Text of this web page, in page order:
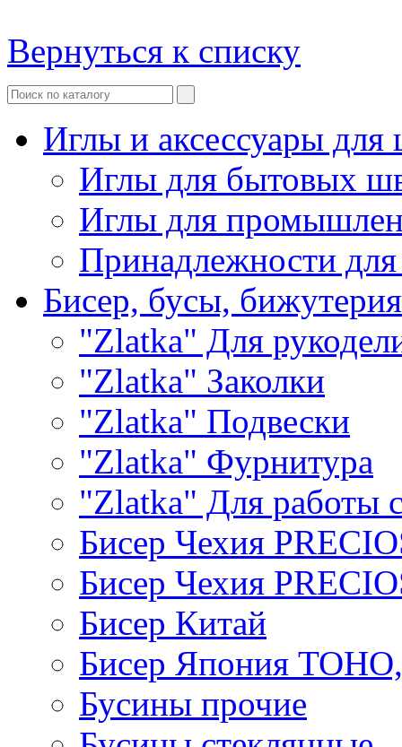
Вернуться к списку
Иглы и аксессуары
Иглы для бытовых
Иглы для
Принадлежности
Бисер, бусы, бижутерия
"Zlatka" Для
"Zlatka" Заколки
"Zlatka" Подвески
"Zlatka" Фурнитура
"Zlatka" Для работы
Бисер Чехия
Бисер Чехия
Бисер Китай
Бисер Япония
Бусины прочие